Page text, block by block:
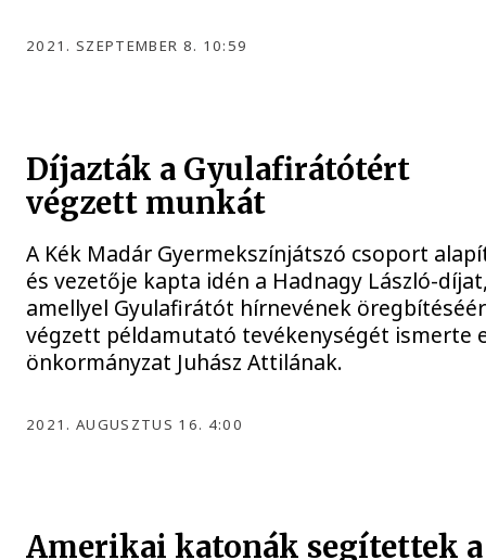
2021. SZEPTEMBER 8. 10:59
Díjazták a Gyulafirátótért
végzett munkát
A Kék Madár Gyermekszínjátszó csoport
és vezetője kapta idén a Hadnagy László-
amellyel Gyulafirátót hírnevének
végzett példamutató tevékenységét ismerte
önkormányzat Juhász Attilának.
2021. AUGUSZTUS 16. 4:00
Amerikai katonák segítettek a